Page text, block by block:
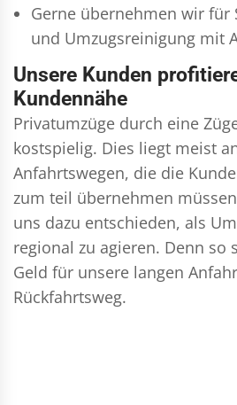
Gerne übernehmen wir für
und Umzugsreinigung mit
Unsere Kunden
Kundennähe
Privatumzüge durch eine
kostspielig. Dies liegt meist
Anfahrtswegen, die die
zum teil übernehmen
uns dazu entschieden, als
regional zu agieren. Denn so
Geld für unsere langen
Rückfahrtsweg.